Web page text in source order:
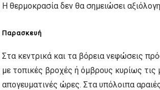
Η θερμοκρασία δεν θα σημειώσει
Παρασκευή
Στα κεντρικά και τα βόρεια νεφώσεις
με τοπικές βροχές ή όμβρους κυρίως τις
απογευματινές ώρες. Στα υπόλοιπα